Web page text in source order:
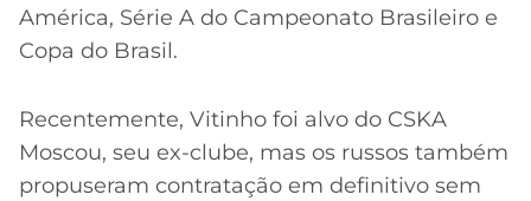
América, Série A do Campeonato Brasileiro e
Copa do Brasil.
Recentemente, Vitinho foi alvo do CSKA
Moscou, seu ex-clube, mas os russos também
propuseram contratação em definitivo sem